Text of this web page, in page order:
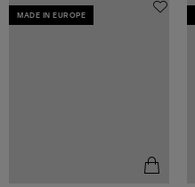
MADE IN EUROPE